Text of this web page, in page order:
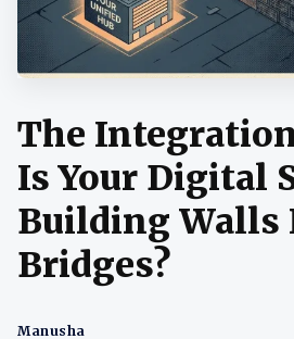
The
Is Your Digital
Building Walls
Bridges?
Manusha